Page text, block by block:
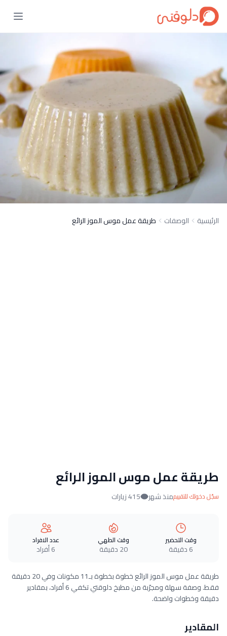
الرئيسية الوصفات طريقة عمل موس الموز الرائع
طريقة عمل موس الموز الرائع
سجّل دخولك للتقييممنذ شهر 415 زيارات
وقت التحضير
6 دقيقة
وقت الطهي
20 دقيقة
عدد الافراد
6 أفراد
طريقة عمل موس الموز الرائع خطوة بخطوة بـ11 مكونات وفي 20 دقيقة
فقط. وصفة سهلة ومجرّبة من مطبخ دلوقتي تكفي 6 أفراد، بمقادير
دقيقة وخطوات واضحة.
المقادير